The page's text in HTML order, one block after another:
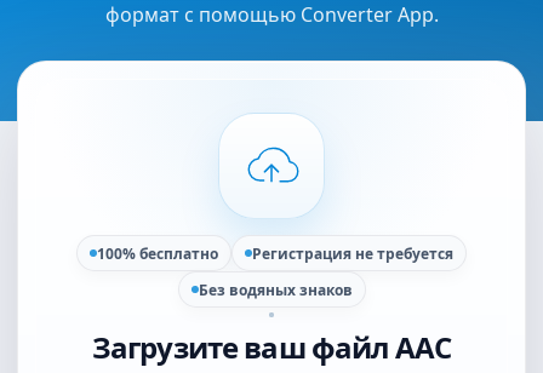
формат с помощью Converter App.
100% бесплатно
Регистрация не требуется
Без водяных знаков
Загрузите ваш файл AAC